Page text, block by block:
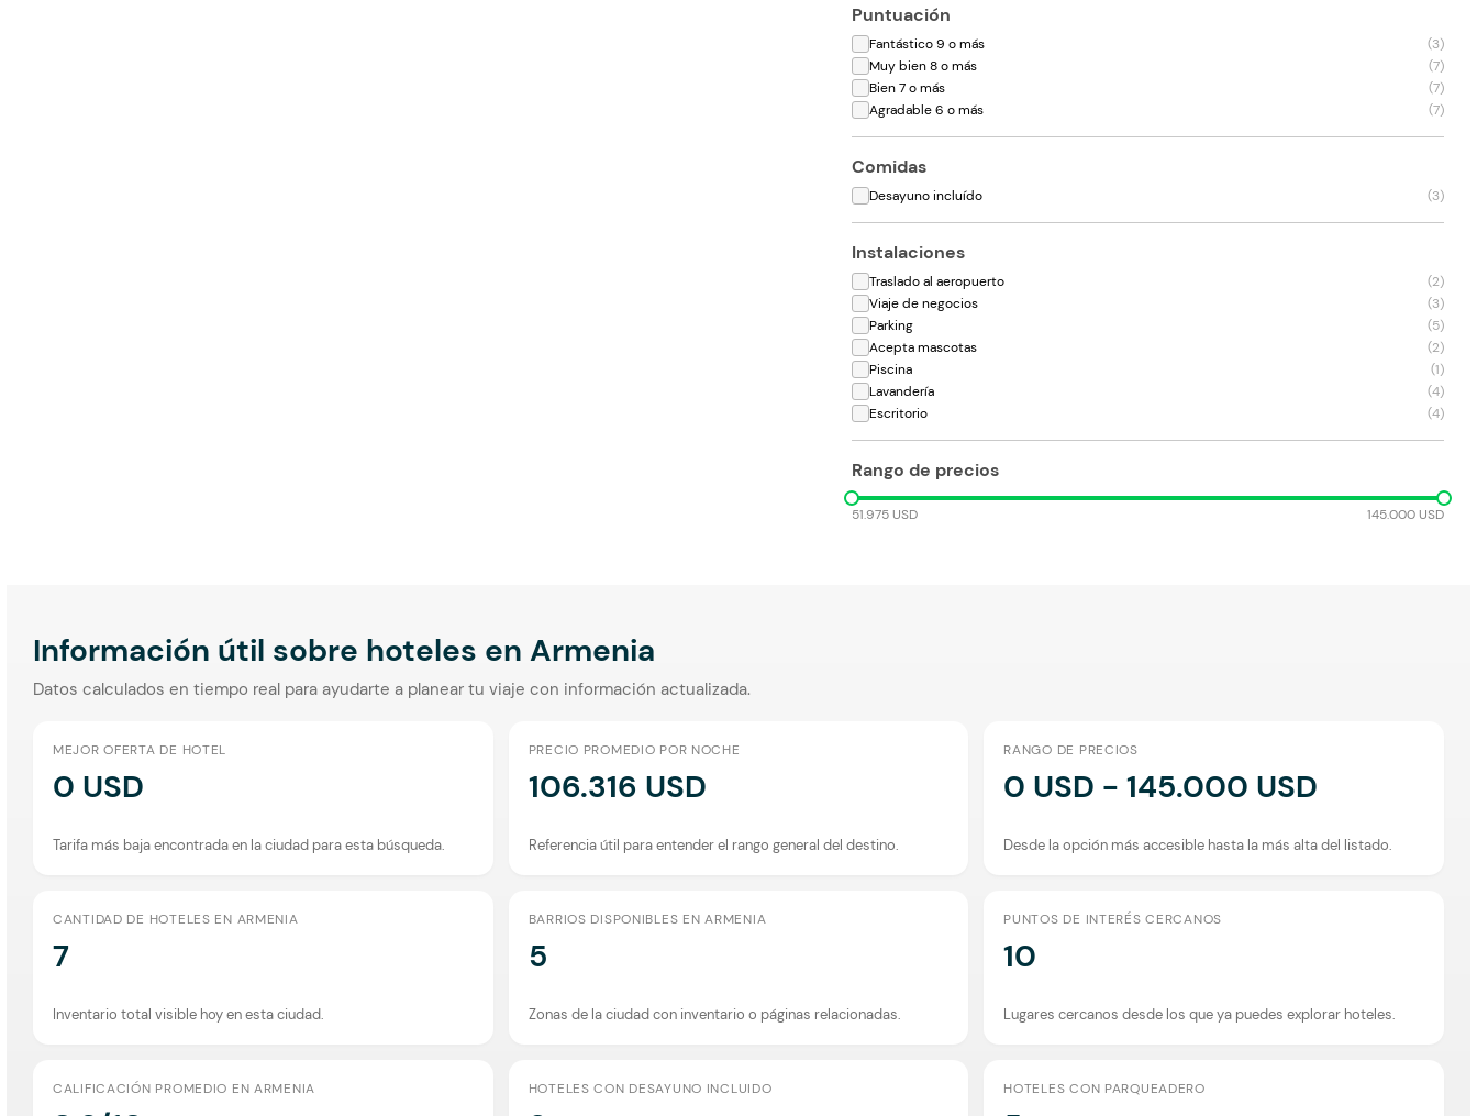
Puntuación
Fantástico 9 o más (3)
Muy bien 8 o más
(7)
Bien 7 o más
(7)
Agradable 6 o más
(7)
Comidas
Desayuno incluído (3)
Instalaciones
Traslado al aeropuerto (2)
Viaje de negocios
(3)
Parking
(5)
Acepta mascotas
(2)
Piscina
(1)
Lavandería
(4)
Escritorio
(4)
Rango de precios
51.975 USD 145.000 USD
Información útil sobre hoteles en Armenia
Datos calculados en tiempo real para ayudarte a planear tu viaje con información actualizada.
MEJOR OFERTA DE HOTEL
0 USD
Tarifa más baja encontrada en la ciudad para esta búsqueda.
PRECIO PROMEDIO POR NOCHE
106.316 USD
Referencia útil para entender el rango general del destino.
RANGO DE PRECIOS
0 USD - 145.000 USD
Desde la opción más accesible hasta la más alta del listado.
CANTIDAD DE HOTELES EN ARMENIA
7
Inventario total visible hoy en esta ciudad.
BARRIOS DISPONIBLES EN ARMENIA
5
Zonas de la ciudad con inventario o páginas relacionadas.
PUNTOS DE INTERÉS CERCANOS
10
Lugares cercanos desde los que ya puedes explorar hoteles.
CALIFICACIÓN PROMEDIO EN ARMENIA HOTELES CON DESAYUNO INCLUIDO HOTELES CON PARQUEADERO